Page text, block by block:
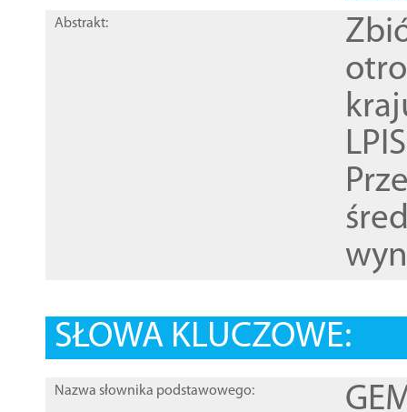
Abstrakt:
SŁOWA KLUCZOWE:
Nazwa słownika podstawowego: